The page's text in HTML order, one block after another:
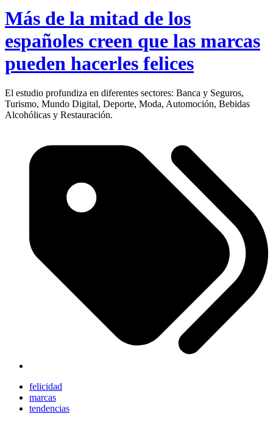
Más de la mitad de los
españoles creen que las marcas
pueden hacerles felices
El estudio profundiza en diferentes sectores: Banca y Seguros,
Turismo, Mundo Digital, Deporte, Moda, Automoción, Bebidas
Alcohólicas y Restauración.
felicidad
marcas
tendencias